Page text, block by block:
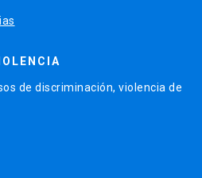
de discriminación, violencia de